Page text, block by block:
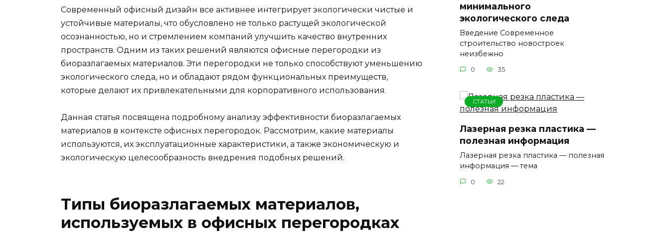
Современный офисный дизайн все активнее интегрирует экологически чистые и
устойчивые материалы, что обусловлено не только растущей экологической
осознанностью, но и стремлением компаний улучшить качество внутренних
пространств. Одним из таких решений являются офисные перегородки из
биоразлагаемых материалов. Эти перегородки не только способствуют уменьшению
экологического следа, но и обладают рядом функциональных преимуществ,
которые делают их привлекательными для корпоративного использования.
Данная статья посвящена подробному анализу эффективности биоразлагаемых
материалов в контексте офисных перегородок. Рассмотрим, какие материалы
используются, их эксплуатационные характеристики, а также экономическую и
экологическую целесообразность внедрения подобных решений.
Типы биоразлагаемых материалов,
используемых в офисных перегородках
минимального
экологического следа
Введение Современное
строительство новостроек
неизбежно
0 35
СТАТЬИ
Лазерная резка пластика —
полезная информация
Лазерная резка пластика — полезная
информация — тема
0 22